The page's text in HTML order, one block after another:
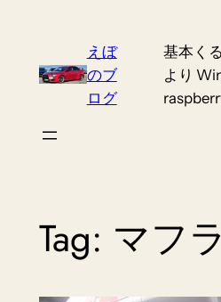
content
えぼ
のブ
ログ
基本く
より
Tag: マフ